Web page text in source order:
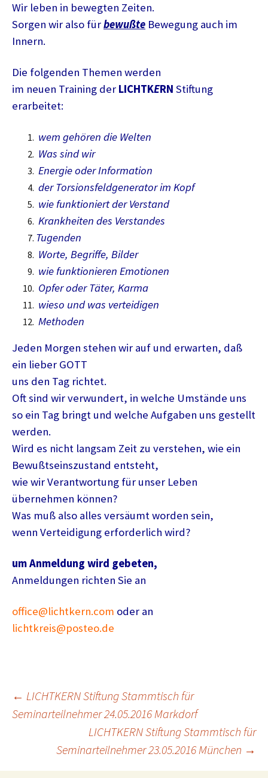
Wir leben in bewegten Zeiten.
Sorgen wir also fürbewußte Bewegung auch im
Innern.
Die folgenden Themen werden
im neuen Training der LICHTKERN Stiftung
erarbeitet:
wem gehören die Welten
Was sind wir
Energie oder Information
der Torsionsfeldgenerator im Kopf
wie funktioniert der Verstand
Krankheiten des Verstandes
Tugenden
Worte, Begriffe, Bilder
wie funktionieren Emotionen
Opfer oder Täter, Karma
wieso und was verteidigen
Methoden
Jeden Morgen stehen wir auf und erwarten, daß
ein lieber GOTT
uns den Tag richtet.
Oft sind wir verwundert, in welche Umstände uns
so ein Tag bringt und welche Aufgaben uns gestellt
werden.
Wird es nicht langsam Zeit zu verstehen, wie ein
Bewußtseinszustand entsteht,
wie wir Verantwortung für unser Leben
übernehmen können?
Was muß also alles versäumt worden sein,
wenn Verteidigung erforderlich wird?
um Anmeldung wird gebeten,
Anmeldungen richten Sie an
office@lichtkern.com oder an
lichtkreis@posteo.de
Beitragsnavigation
← LICHTKERN Stiftung Stammtisch für
Seminarteilnehmer 24.05.2016 Markdorf
LICHTKERN Stiftung Stammtisch für
Seminarteilnehmer 23.05.2016 München →